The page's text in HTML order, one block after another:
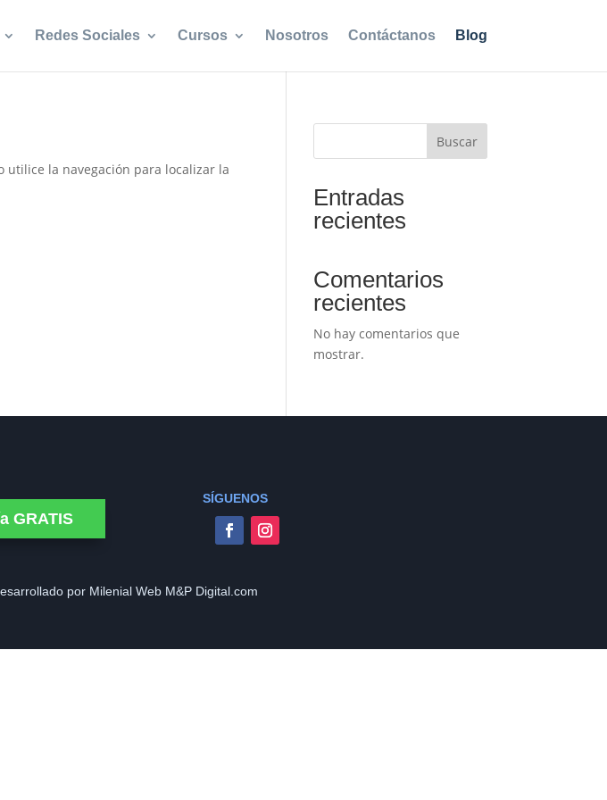
Redes Sociales Cursos Nosotros Contáctanos Blog
utilice la navegación para localizar la
Buscar
Entradas
recientes
Comentarios
recientes
No hay comentarios que
mostrar.
GRATIS
SÍGUENOS
por Milenial Web M&P Digital.com